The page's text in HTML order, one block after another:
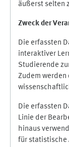
äußerst selten
Zweck der
Die erfassten
interaktiver
Studierende
Zudem werden
Die erfassten
Linie der
hinaus
für statistische